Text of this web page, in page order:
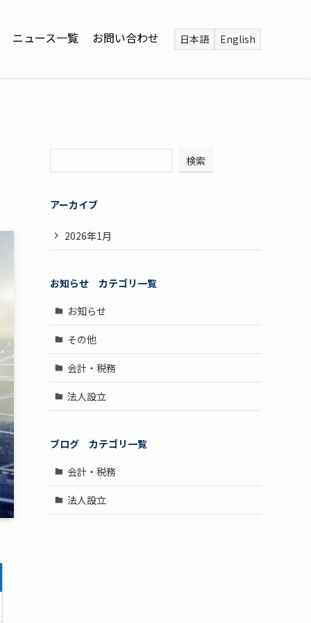
ニュース一覧 お問い合わせ 日本語 English
検索
アーカイブ
2026年1月
お知らせ
カテゴリ一覧
お知らせ
その他
会計・税務
法人設立
ブログ
カテゴリ一覧
会計・税務
法人設立